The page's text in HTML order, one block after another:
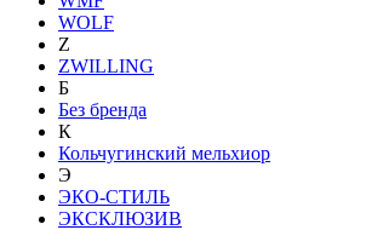
WOLF
Z
ZWILLING
Б
Без бренда
К
Кольчугинский мельхиор
Э
ЭКО-СТИЛЬ
ЭКСКЛЮЗИВ